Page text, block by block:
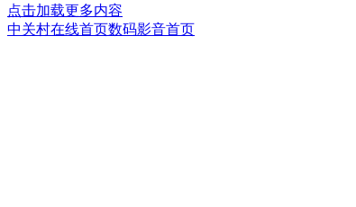
点击加载更多内容
中关村在线首页数码影音首页